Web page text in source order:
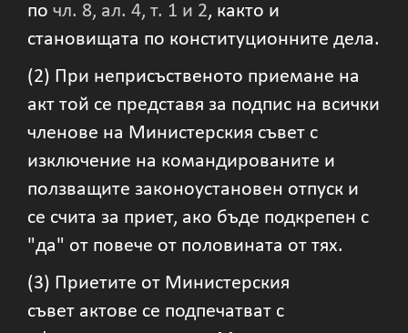
по чл. 8, ал. 4, т. 1 и 2, както и
становищата по конституционните дела.
(2) При неприсъственото приемане на
акт той се представя за подпис на всички
членове на Министерския съвет с
изключение на командированите и
ползващите законоустановен отпуск и
се счита за приет, ако бъде подкрепен с
"да" от повече от половината от тях.
(3) Приетите от Министерския
съвет актове се подпечатват с